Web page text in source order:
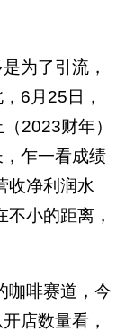
为了引流，
6月25日，
2023财年）
乍一看成绩
收净利润水
小的距离，
咖啡赛道，今
店数量看，